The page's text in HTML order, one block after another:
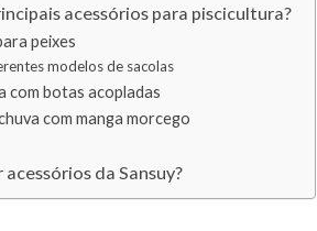
acessórios para piscicultura?
peixes
modelos de sacolas
com botas acopladas
com manga morcego
da Sansuy?